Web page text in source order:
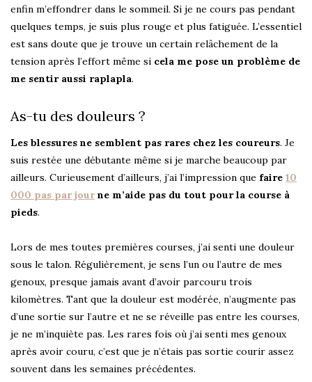
enfin m’effondrer dans le sommeil. Si je ne cours pas pendant
quelques temps, je suis plus rouge et plus fatiguée. L’essentiel
est sans doute que je trouve un certain relâchement de la
tension après l’effort même si cela me pose un problème de
me sentir aussi raplapla.
As-tu des douleurs ?
Les blessures ne semblent pas rares chez les coureurs. Je
suis restée une débutante même si je marche beaucoup par
ailleurs. Curieusement d’ailleurs, j’ai l’impression que faire 10
000 pas par journe m’aide pas du tout pour la course à
pieds.
Lors de mes toutes premières courses, j’ai senti une douleur
sous le talon. Régulièrement, je sens l’un ou l’autre de mes
genoux, presque jamais avant d’avoir parcouru trois
kilomètres. Tant que la douleur est modérée, n’augmente pas
d’une sortie sur l’autre et ne se réveille pas entre les courses,
je ne m’inquiète pas. Les rares fois où j’ai senti mes genoux
après avoir couru, c’est que je n’étais pas sortie courir assez
souvent dans les semaines précédentes.